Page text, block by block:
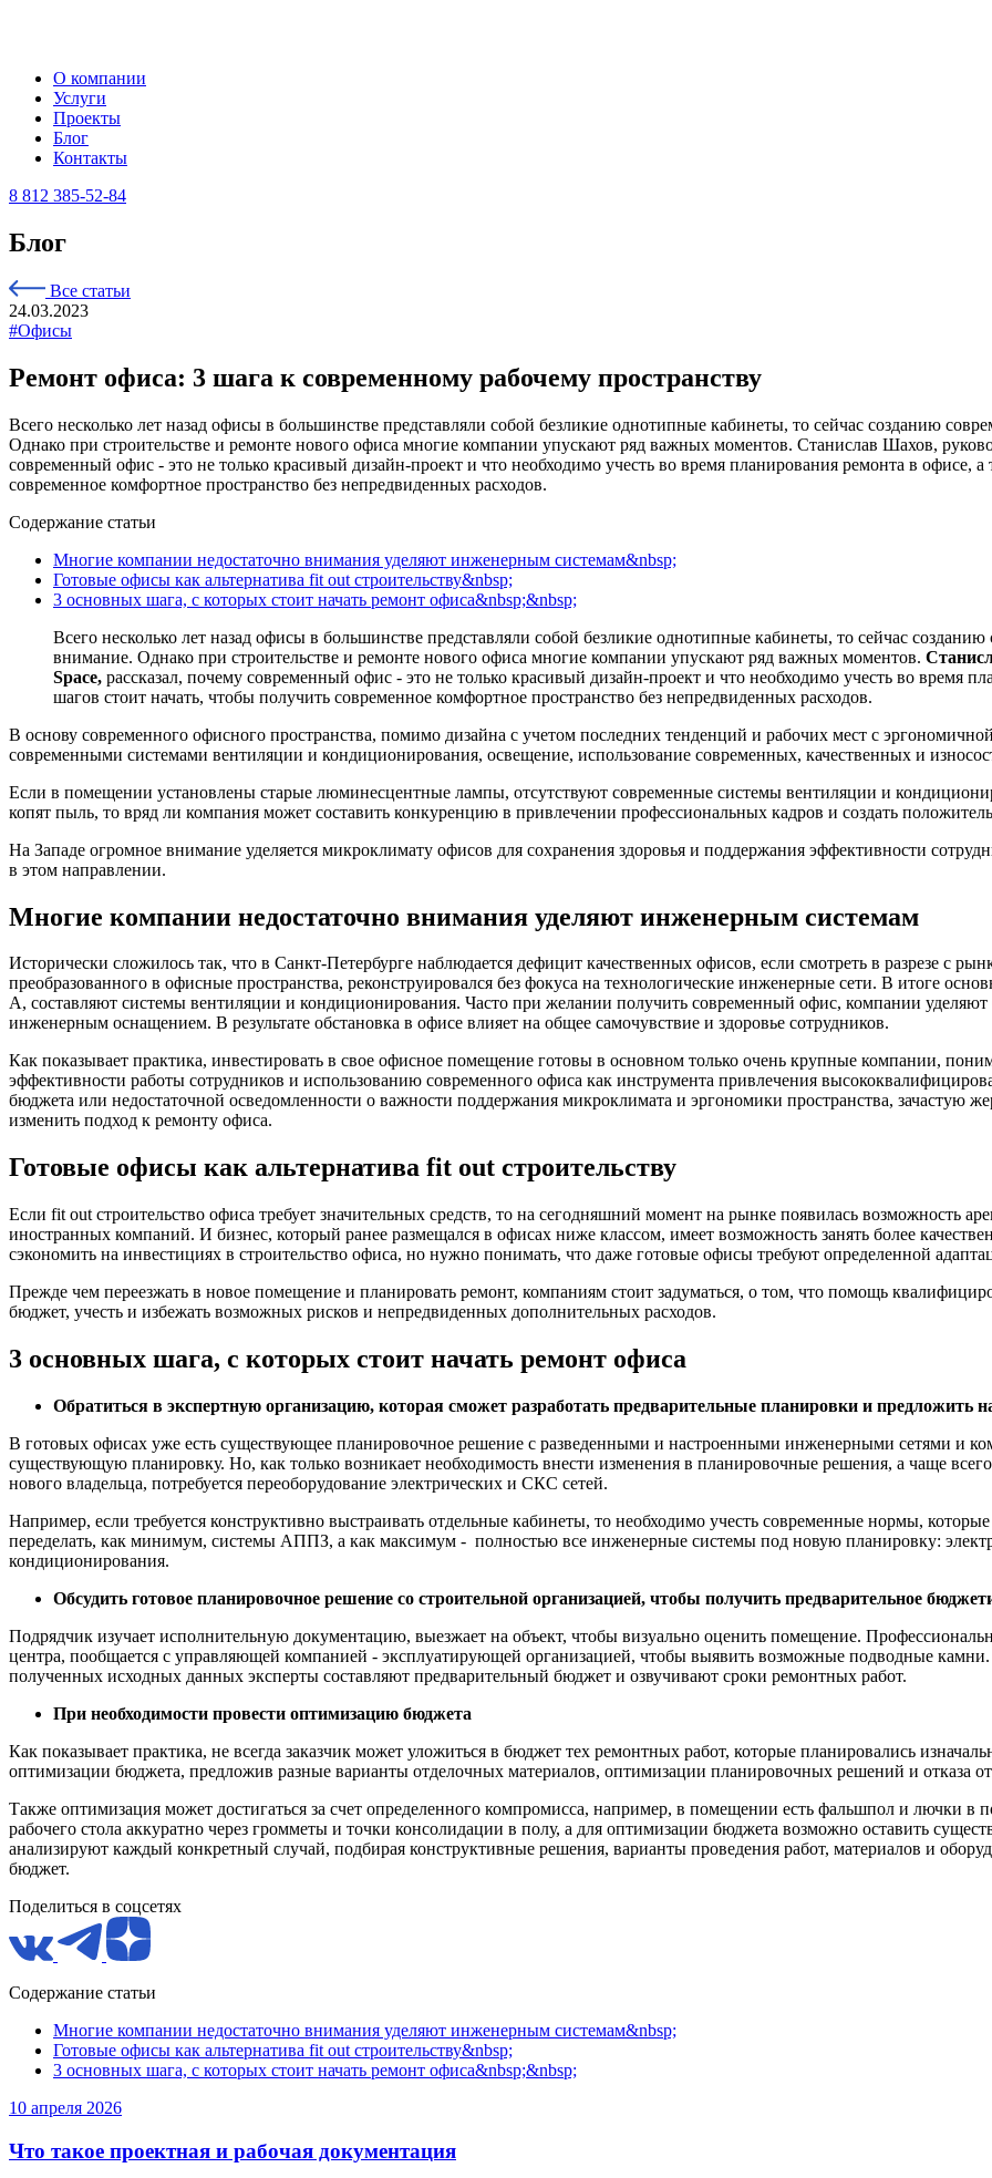
О компании
Услуги
Проекты
Блог
Контакты
8 812 385-52-84
Блог
Все статьи
24.03.2023
#Офисы
Ремонт офиса: 3 шага к современному рабочему пространству
Всего несколько лет назад офисы в большинстве представляли собой безликие однотипные кабинеты, то сейчас созданию
Однако при строительстве и ремонте нового офиса многие компании упускают ряд важных моментов. Станислав Шахов,
современный офис - это не только красивый дизайн-проект и что необходимо учесть во время планирования ремонта в офисе,
современное комфортное пространство без непредвиденных расходов.
Содержание статьи
Многие компании недостаточно внимания уделяют инженерным системам&nbsp;
Готовые офисы как альтернатива fit out строительству&nbsp;
3 основных шага, с которых стоит начать ремонт офиса&nbsp;&nbsp;
Всего несколько лет назад офисы в большинстве представляли собой безликие однотипные кабинеты, то сейчас
внимание. Однако при строительстве и ремонте нового офиса многие компании упускают ряд важных моментов.
Space, рассказал, почему современный офис - это не только красивый дизайн-проект и что необходимо учесть во время
шагов стоит начать, чтобы получить современное комфортное пространство без непредвиденных расходов.
В основу современного офисного пространства, помимо дизайна с учетом последних тенденций и рабочих мест с
современными системами вентиляции и кондиционирования, освещение, использование современных, качественных и
Если в помещении установлены старые люминесцентные лампы, отсутствуют современные системы вентиляции и
копят пыль, то вряд ли компания может составить конкуренцию в привлечении профессиональных кадров и создать
На Западе огромное внимание уделяется микроклимату офисов для сохранения здоровья и поддержания эффективности
в этом направлении.
Многие компании недостаточно внимания уделяют инженерным системам
Исторически сложилось так, что в Санкт-Петербурге наблюдается дефицит качественных офисов, если смотреть в разрезе с
преобразованного в офисные пространства, реконструировался без фокуса на технологические инженерные сети. В итоге
А, составляют системы вентиляции и кондиционирования. Часто при желании получить современный офис, компании
инженерным оснащением. В результате обстановка в офисе влияет на общее самочувствие и здоровье сотрудников.
Как показывает практика, инвестировать в свое офисное помещение готовы в основном только очень крупные компании,
эффективности работы сотрудников и использованию современного офиса как инструмента привлечения
бюджета или недостаточной осведомленности о важности поддержания микроклимата и эргономики пространства, зачастую
изменить подход к ремонту офиса.
Готовые офисы как альтернатива fit out строительству
Если fit out строительство офиса требует значительных средств, то на сегодняшний момент на рынке появилась возможность
иностранных компаний. И бизнес, который ранее размещался в офисах ниже классом, имеет возможность занять более
сэкономить на инвестициях в строительство офиса, но нужно понимать, что даже готовые офисы требуют определенной
Прежде чем переезжать в новое помещение и планировать ремонт, компаниям стоит задуматься, о том, что помощь
бюджет, учесть и избежать возможных рисков и непредвиденных дополнительных расходов.
3 основных шага, с которых стоит начать ремонт офиса
Обратиться в экспертную организацию, которая сможет разработать предварительные планировки и предложить
В готовых офисах уже есть существующее планировочное решение с разведенными и настроенными инженерными сетями и
существующую планировку. Но, как только возникает необходимость внести изменения в планировочные решения, а чаще
нового владельца, потребуется переоборудование электрических и СКС сетей.
Например, если требуется конструктивно выстраивать отдельные кабинеты, то необходимо учесть современные нормы, которые
переделать, как минимум, системы АППЗ, а как максимум - полностью все инженерные системы под новую планировку:
кондиционирования.
Обсудить готовое планировочное решение со строительной организацией, чтобы получить предварительное
Подрядчик изучает исполнительную документацию, выезжает на объект, чтобы визуально оценить помещение.
центра, пообщается с управляющей компанией - эксплуатирующей организацией, чтобы выявить возможные подводные
полученных исходных данных эксперты составляют предварительный бюджет и озвучивают сроки ремонтных работ.
При необходимости провести оптимизацию бюджета
Как показывает практика, не всегда заказчик может уложиться в бюджет тех ремонтных работ, которые планировались
оптимизации бюджета, предложив разные варианты отделочных материалов, оптимизации планировочных решений и отказа
Также оптимизация может достигаться за счет определенного компромисса, например, в помещении есть фальшпол и лючки
рабочего стола аккуратно через громметы и точки консолидации в полу, а для оптимизации бюджета возможно оставить
анализируют каждый конкретный случай, подбирая конструктивные решения, варианты проведения работ, материалов и
бюджет.
Поделиться в соцсетях
Содержание статьи
Многие компании недостаточно внимания уделяют инженерным системам&nbsp;
Готовые офисы как альтернатива fit out строительству&nbsp;
3 основных шага, с которых стоит начать ремонт офиса&nbsp;&nbsp;
10 апреля 2026
Что такое проектная и рабочая документация